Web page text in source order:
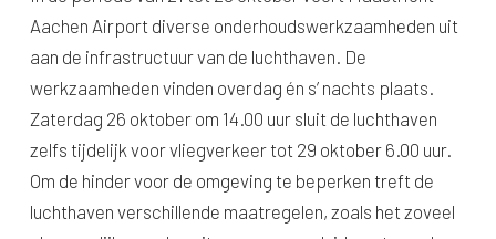
Aachen Airport diverse onderhoudswerkzaamheden uit
aan de infrastructuur van de luchthaven. De
werkzaamheden vinden overdag én s’ nachts plaats.
Zaterdag 26 oktober om 14.00 uur sluit de luchthaven
zelfs tijdelijk voor vliegverkeer tot 29 oktober 6.00 uur.
Om de hinder voor de omgeving te beperken treft de
luchthaven verschillende maatregelen, zoals het zoveel